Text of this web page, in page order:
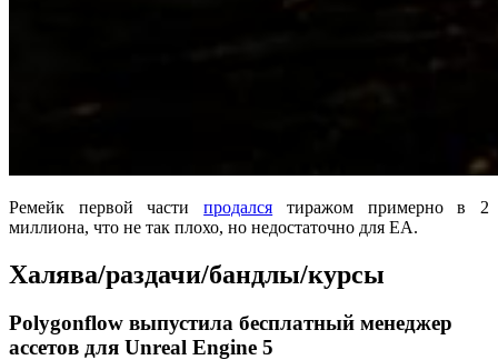
Ремейк первой частипродался тиражом примерно в 2
миллиона, что не так плохо, но недостаточно для EA.
Халява/раздачи/бандлы/курсы
Polygonflow выпустила бесплатный менеджер
ассетов для Unreal Engine 5